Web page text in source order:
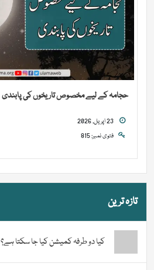
حجامہ کے لیے مخصوص تاریخوں کی پابندی
فتوی نمبر: 815
تازہ ترین
کیا دو طرفہ کمیشن کیا جا سکتا ہے؟